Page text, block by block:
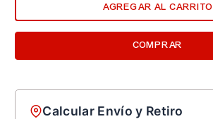
AGREGAR AL CARRITO
COMPRAR
Calcular Envío y Retiro